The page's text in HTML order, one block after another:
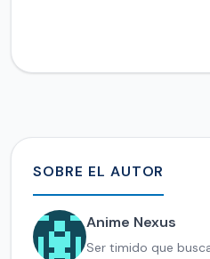
SOBRE EL AUTOR
Anime Nexus
Ser timido que